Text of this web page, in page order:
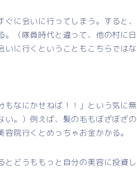
に会いに行ってしまう。すると、
（隊員時代と違って、他の村に日
に行くということもこちらではな
もなにかせねば！！」という気に無
い。）例えば、髪の毛もぼざぼざの
院行くとめっちゃお金かかる。
とどうももっと自分の美容に投資し